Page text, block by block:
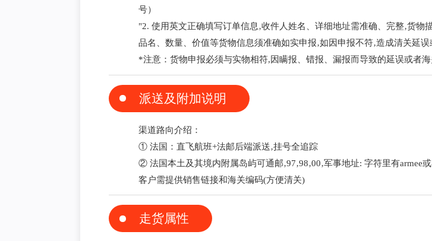
号）
"2. 使用英文正确填写订单信息‚收件人姓名、详细地址需准确、完整‚货物
品名、数量、价值等货物信息须准确如实申报‚如因申报不符‚造成清关延
*注意：货物申报必须与实物相符,因瞒报、错报、漏报而导致的延误或者
派送及附加说明
渠道路向介绍：
① 法国：直飞航班+法邮后端派送‚挂号全追踪
② 法国本土及其境内附属岛屿可通邮‚97‚98‚00‚军事地址: 字符里有armee
客户需提供销售链接和海关编码(方便清关)
走货属性